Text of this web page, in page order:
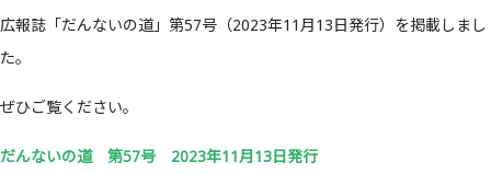
広報誌「だんないの道」第57号（2023年11月13日発行）を掲載しまし
た。
ぜひご覧ください。
だんないの道 第57号 2023年11月13日発行